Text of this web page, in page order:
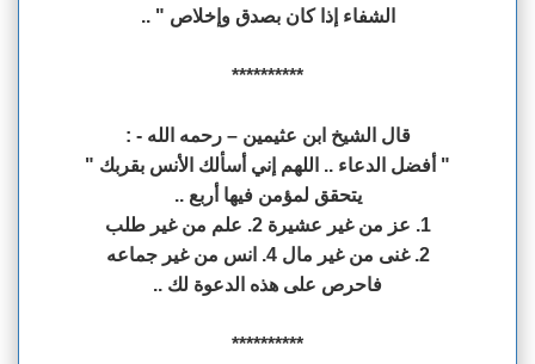
الشفاء إذا كان بصدق وإخلاص " ..
**********
قال الشيخ ابن عثيمين – رحمه الله - :
" أفضل الدعاء .. اللهم إني أسألك الأنس بقربك "
يتحقق لمؤمن فيها أربع ..
1. عز من غير عشيرة 2. علم من غير طلب
2. غنى من غير مال 4. انس من غير جماعه
فاحرص على هذه الدعوة لك ..
**********